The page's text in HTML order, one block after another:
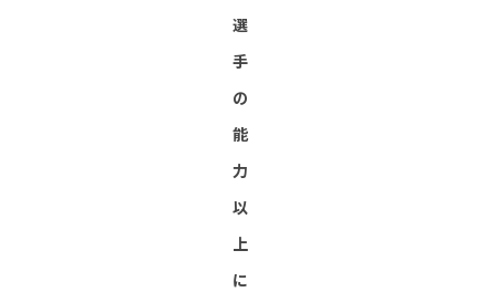
選
手
の
能
力
以
上
に